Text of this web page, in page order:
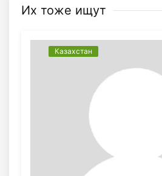
Их тоже ищут
Казахстан